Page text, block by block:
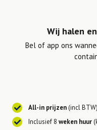
Wij halen
Bel of app ons
All-in prijzen(incl BTW)
Inclusief 8 weken huur